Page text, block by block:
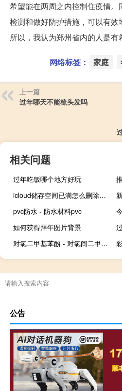
希望能在两周之内控制住疫情
检测和做好防护措施，可以有效
所以，我认为郑州省内的人是有
网络标签： 家庭
上一篇
过年哪天不能梳头发吗
相关问题
过年吃饭哪个地方好玩
icloud储存空间已满怎么删除（icloud储存空间已满）
pvc防水 - 防水材料pvc
如何获得拜年图片背景
对氯二甲基苯酚 - 对氯间二甲苯酚残留时间
公告